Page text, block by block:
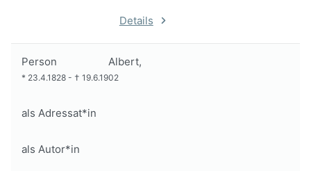
Details
Person Albert,
* 23.4.1828 - † 19.6.1902
als Adressat*in
als Autor*in